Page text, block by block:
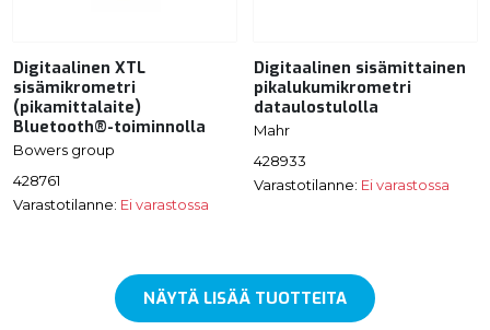
Digitaalinen XTL
sisämikrometri
(pikamittalaite)
Bluetooth®-toiminnolla
Bowers group
428761
Varastotilanne: Ei varastossa
Digitaalinen sisämittainen
pikalukumikrometri
dataulostulolla
Mahr
428933
Varastotilanne: Ei varastossa
NÄYTÄ LISÄÄ TUOTTEITA